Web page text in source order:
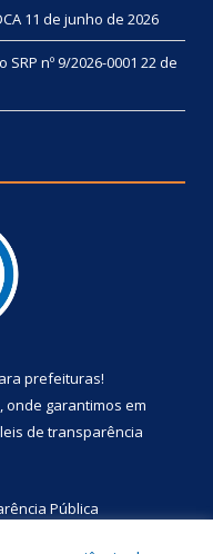
11 de junho de 2026
nº 9/2026-0001 22 de
prefeituras!
onde garantimos em
leis de transparência
Pública